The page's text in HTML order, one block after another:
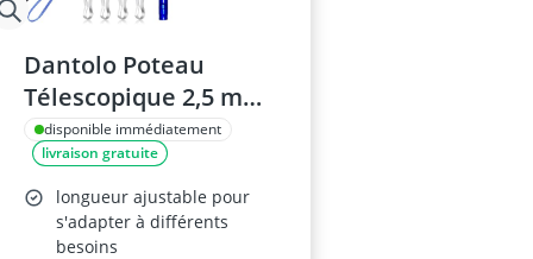
Dantolo Poteau
Télescopique 2,5 m
Bleu
disponible immédiatement
livraison gratuite
longueur ajustable pour
s'adapter à différents
besoins